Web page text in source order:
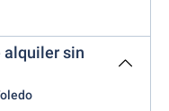
alquiler sin